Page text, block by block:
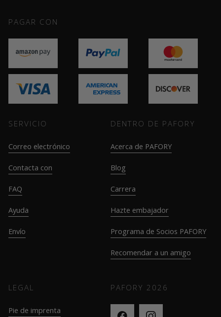
PAGAR CON
SERVICIO
Correo electrónico
Contacta con
FAQ
Ayuda
Envío
DENTRO DE PAFORY
Acerca de PAFORY
Blog
Carrera
Hazte embajador
Programa de Socios PAFORY
Recomendar a un amigo
LEGAL
Pie de imprenta
PAFORY 2026